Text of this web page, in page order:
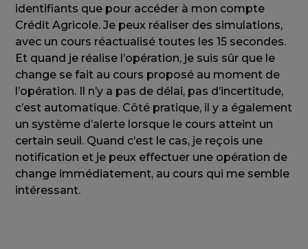
identifiants que pour accéder à mon compte
Crédit Agricole. Je peux réaliser des simulations,
avec un cours réactualisé toutes les 15 secondes.
Et quand je réalise l’opération, je suis sûr que le
change se fait au cours proposé au moment de
l’opération. Il n’y a pas de délai, pas d’incertitude,
c’est automatique. Côté pratique, il y a également
un système d’alerte lorsque le cours atteint un
certain seuil. Quand c’est le cas, je reçois une
notification et je peux effectuer une opération de
change immédiatement, au cours qui me semble
intéressant.